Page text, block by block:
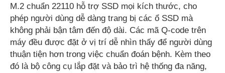
M.2 chuẩn 22110 hỗ trợ SSD mọi kích thước, cho
phép người dùng dễ dàng trang bị các ổ SSD mà
không phải bận tâm đến độ dài. Các mã Q-code trên
máy đều được đặt ở vị trí dễ nhìn thấy để người dùng
thuận tiện hơn trong việc chuẩn đoán bệnh. Kèm theo
đó là bộ công cụ lắp đặt và bảo trì hệ thống đa năng,